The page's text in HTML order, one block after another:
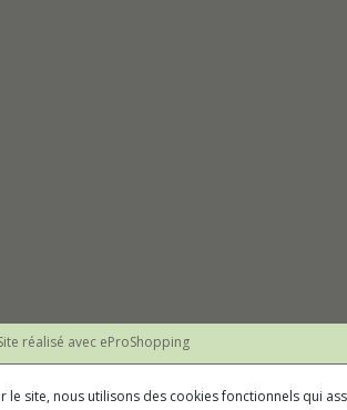
réalisé avec eProShopping
site, nous utilisons des cookies fonctionnels qui